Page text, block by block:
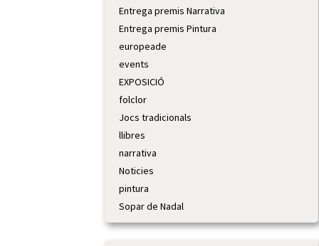
Entrega premis Narrativa
Entrega premis Pintura
europeade
events
EXPOSICIÓ
folclor
Jocs tradicionals
llibres
narrativa
Noticies
pintura
Sopar de Nadal